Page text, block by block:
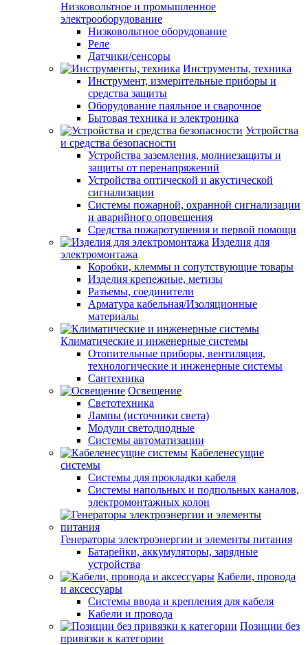
Низковольтное и промышленное
электрооборудование
Низковольтное оборудование
Реле
Датчики/сенсоры
Инструменты, техника
Инструмент, измерительные приборы и
средства защиты
Оборудование паяльное и сварочное
Бытовая техника и электроника
Устройства
и средства безопасности
Устройства заземления, молниезащиты и
защиты от перенапряжений
Устройства оптической и акустической
сигнализации
Системы пожарной, охранной сигнализации
и аварийного оповещения
Средства пожаротушения и первой помощи
Изделия для
электромонтажа
Коробки, клеммы и сопутствующие товары
Изделия крепежные, метизы
Разъемы, соединители
Арматура кабельная/Изоляционные
материалы
Климатические и инженерные системы
Отопительные приборы, вентиляция,
технологические и инженерные системы
Сантехника
Освещение
Светотехника
Лампы (источники света)
Модули светодиодные
Системы автоматизации
Кабеленесущие
системы
Системы для прокладки кабеля
Системы напольных и подпольных каналов,
электромонтажных колон
Генераторы электроэнергии и элементы питания
Батарейки, аккумуляторы, зарядные
устройства
Кабели, провода
и аксессуары
Системы ввода и крепления для кабеля
Кабели и провода
Позиции без
привязки к категории